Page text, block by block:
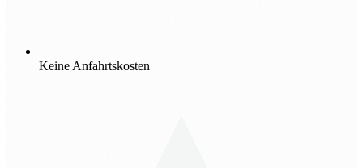
Keine Anfahrtskosten